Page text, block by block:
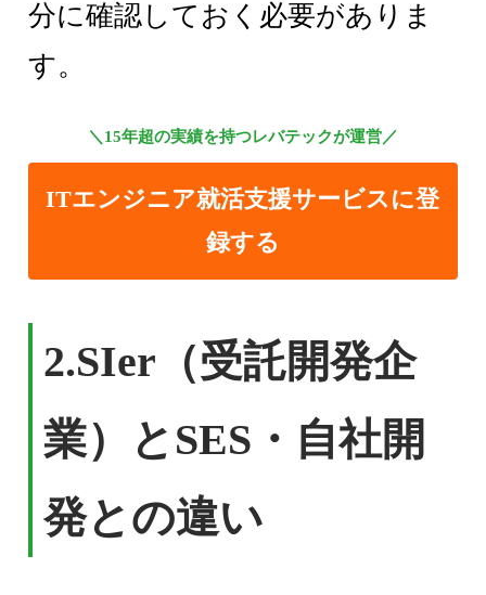
分に確認しておく必要がありま
す。
＼15年超の実績を持つレバテックが運営／
ITエンジニア就活支援サービスに登
録する
2.SIer（受託開発企
業）とSES・自社開
発との違い